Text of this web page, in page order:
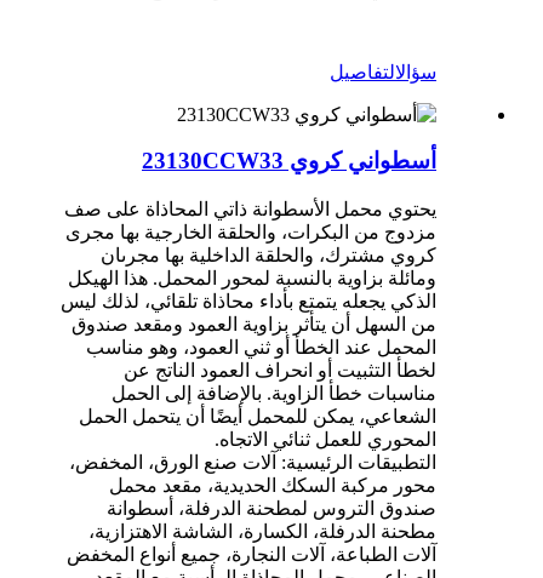
سؤالالتفاصيل
أسطواني كروي 23130CCW33
يحتوي محمل الأسطوانة ذاتي المحاذاة على صف
مزدوج من البكرات، والحلقة الخارجية بها مجرى
كروي مشترك، والحلقة الداخلية بها مجرىان
ومائلة بزاوية بالنسبة لمحور المحمل. هذا الهيكل
الذكي يجعله يتمتع بأداء محاذاة تلقائي، لذلك ليس
من السهل أن يتأثر بزاوية العمود ومقعد صندوق
المحمل عند الخطأ أو ثني العمود، وهو مناسب
لخطأ التثبيت أو انحراف العمود الناتج عن
مناسبات خطأ الزاوية. بالإضافة إلى الحمل
الشعاعي، يمكن للمحمل أيضًا أن يتحمل الحمل
المحوري للعمل ثنائي الاتجاه.
التطبيقات الرئيسية: آلات صنع الورق، المخفض،
محور مركبة السكك الحديدية، مقعد محمل
صندوق التروس لمطحنة الدرفلة، أسطوانة
مطحنة الدرفلة، الكسارة، الشاشة الاهتزازية،
آلات الطباعة، آلات النجارة، جميع أنواع المخفض